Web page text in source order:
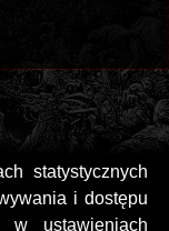
statystycznych
i dostępu
ustawieniach